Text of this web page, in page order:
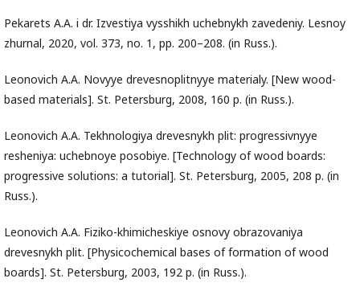
Pekarets A.A. i dr. Izvestiya vysshikh uchebnykh zavedeniy. Lesnoy
zhurnal, 2020, vol. 373, no. 1, pp. 200–208. (in Russ.).
Leonovich A.A. Novyye drevesnoplitnyye materialy. [New wood-
based materials]. St. Petersburg, 2008, 160 p. (in Russ.).
Leonovich A.A. Tekhnologiya drevesnykh plit: progressivnyye
resheniya: uchebnoye posobiye. [Technology of wood boards:
progressive solutions: a tutorial]. St. Petersburg, 2005, 208 p. (in
Russ.).
Leonovich A.A. Fiziko-khimicheskiye osnovy obrazovaniya
drevesnykh plit. [Physicochemical bases of formation of wood
boards]. St. Petersburg, 2003, 192 p. (in Russ.).